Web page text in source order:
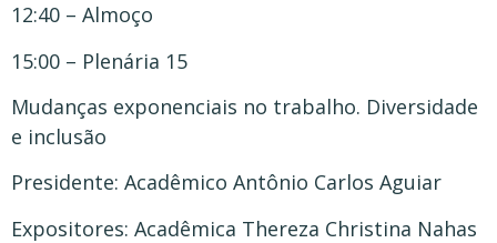
12:40 – Almoço
15:00 – Plenária 15
Mudanças exponenciais no trabalho. Diversidade
e inclusão
Presidente: Acadêmico Antônio Carlos Aguiar
Expositores: Acadêmica Thereza Christina Nahas